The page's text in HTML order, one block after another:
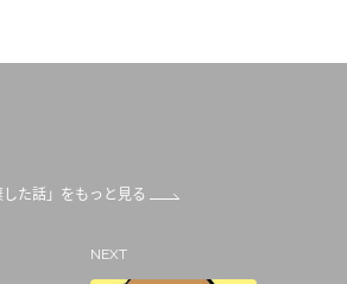
した話」をもっと見る
NEXT